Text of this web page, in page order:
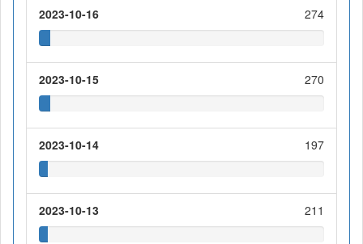
2023-10-16 274
2023-10-15 270
2023-10-14 197
2023-10-13 211